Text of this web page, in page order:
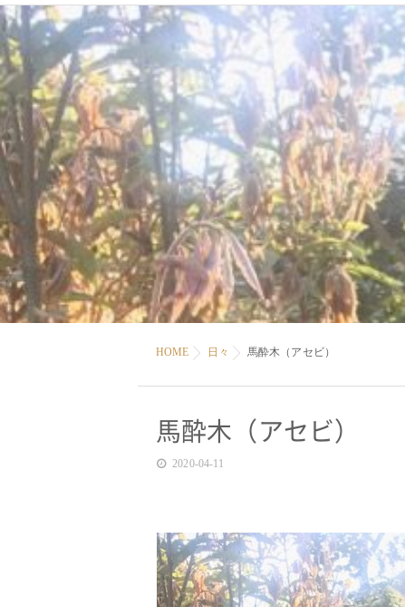
HOME 日々 馬酔木（アセビ）
馬酔木（アセビ）
2020-04-11